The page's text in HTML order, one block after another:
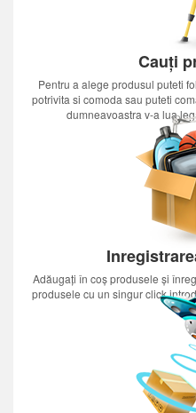
Cauți
Pentru a alege produsul puteti
potrivita si comoda sau puteti
dumneavoastra v-a lua
Adăugați în coș produsele și
produsele cu un singur click